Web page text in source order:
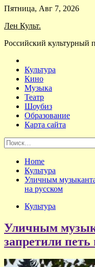
Skip
content
Пятница, Авг 7, 2026
Лен Культ.
Российский культурный
Культура
Кино
Музыка
Театр
Шоубиз
Образование
Карта сайта
Найти:
Home
Культура
Уличным
на русском
Культура
Уличным
запретили петь